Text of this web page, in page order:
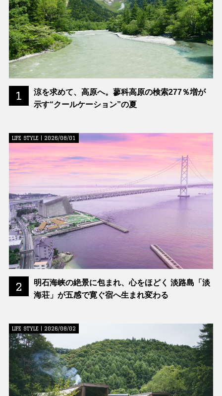
1
涼を求めて、高原へ。蓼科高原の検索277％増が
示す“クールケーション”の夏
2
LIFE STYLE | 2026/08/01
明石海峡の絶景に包まれ、心をほどく 淡路島「淡
海荘」が五感で寛ぐ宿へ生まれ変わる
LIFE STYLE | 2026/08/02